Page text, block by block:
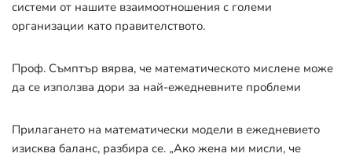
системи от нашите взаимоотношения с големи
организации като правителството.
Проф. Съмптър вярва, че математическото мислене може
да се използва дори за най-ежедневните проблеми
Прилагането на математически модели в ежедневието
изисква баланс, разбира се. „Ако жена ми мисли, че